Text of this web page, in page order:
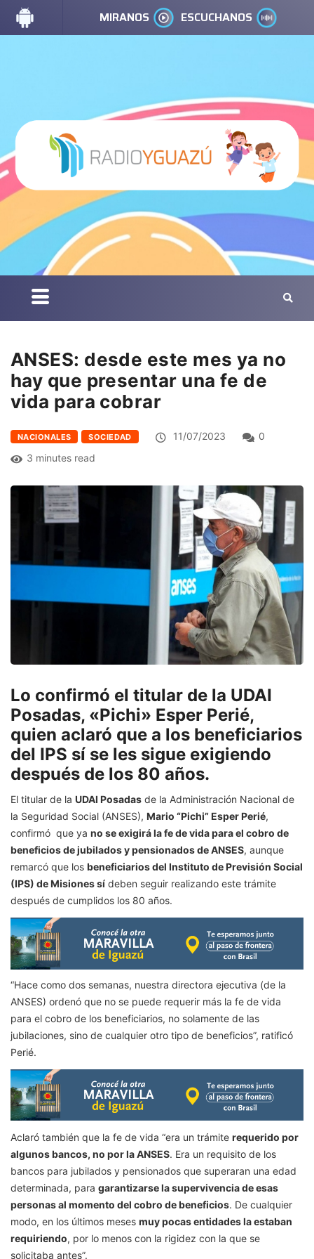
MIRANOS ESCUCHANOS
ANSES: desde este mes ya no
hay que presentar una fe de
vida para cobrar
NACIONALES SOCIEDAD 11/07/2023
0
3 minutes read
Lo confirmó el titular de la UDAI
Posadas, «Pichi» Esper Perié,
quien aclaró que a los beneficiarios
del IPS sí se les sigue exigiendo
después de los 80 años.
El titular de la UDAI Posadas de la Administración Nacional de
la Seguridad Social (ANSES), Mario “Pichi” Esper Perié,
confirmó que ya no se exigirá la fe de vida para el cobro de
beneficios de jubilados y pensionados de ANSES, aunque
remarcó que los beneficiarios del Instituto de Previsión Social
(IPS) de Misiones sí deben seguir realizando este trámite
después de cumplidos los 80 años.
“Hace como dos semanas, nuestra directora ejecutiva (de la
ANSES) ordenó que no se puede requerir más la fe de vida
para el cobro de los beneficiarios, no solamente de las
jubilaciones, sino de cualquier otro tipo de beneficios”, ratificó
Perié.
Aclaró también que la fe de vida “era un trámite requerido por
algunos bancos, no por la ANSES. Era un requisito de los
bancos para jubilados y pensionados que superaran una edad
determinada, para garantizarse la supervivencia de esas
personas al momento del cobro de beneficios. De cualquier
modo, en los últimos meses muy pocas entidades la estaban
requiriendo, por lo menos con la rigidez con la que se
solicitaba antes”.